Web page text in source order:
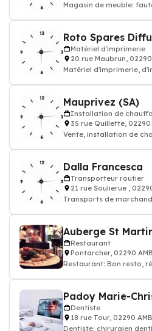
Magasin de meuble:
Roto Spares
Matériel d'imprimerie
20 rue Maubrun, 02290
Matériel d'imprimerie,
Mauprivez (SA)
Installation de
35 rue Quillette, 02290
Vente, installation de
Dalla Francesca
Transporteur routier
21 rue Soulierue ,
Transports de
Auberge St
Restaurant
Pontarcher, 02290
Restaurant: Bon resto,
Padoy Marie-
Dentiste
18 rue Tour, 02290
Dentiste: chirurgien